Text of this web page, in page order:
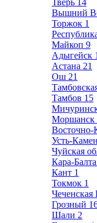
Тверь 14
Вышний
Торжок 1
Майкоп 9
Адыгейск 1
Астана 21
Ош 21
Тамбов 15
Моршанск
Восточно-
Усть-
Чуйская
Кара-Балта
Кант 1
Токмок 1
Чеченская
Грозный
Шали 2